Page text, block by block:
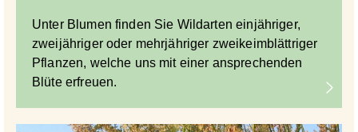
Unter Blumen finden Sie Wildarten einjähriger,
zweijähriger oder mehrjähriger zweikeimblättriger
Pflanzen, welche uns mit einer ansprechenden
Blüte erfreuen.